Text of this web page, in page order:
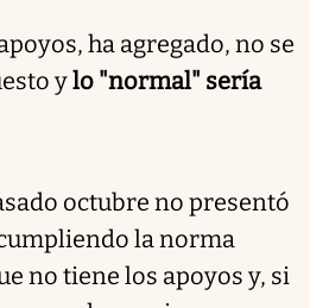
ha agregado, no se
ylo "normal" sería
octubre no presentó
la norma
no tiene los apoyos y, si